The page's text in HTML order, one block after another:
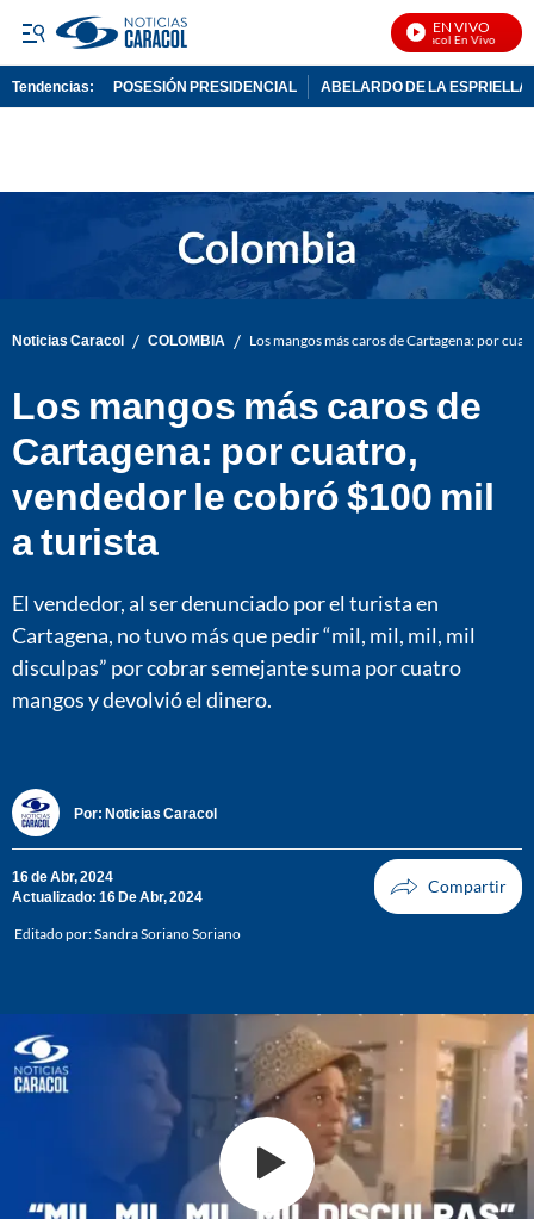
EN VIVO
Noticias Caracol En Vivo
Tendencias: POSESIÓN PRESIDENCIAL ABELARDO DE LA ESPRIELLA
Noticias Caracol / COLOMBIA / Los mangos más caros de Cartagena: por
Los mangos más caros de
Cartagena: por cuatro,
vendedor le cobró $100 mil
a turista
El vendedor, al ser denunciado por el turista en
Cartagena, no tuvo más que pedir “mil, mil, mil, mil
disculpas” por cobrar semejante suma por cuatro
mangos y devolvió el dinero.
Por: Noticias Caracol
16 de Abr, 2024
Actualizado: 16 De Abr, 2024
Editado por:Sandra Soriano Soriano